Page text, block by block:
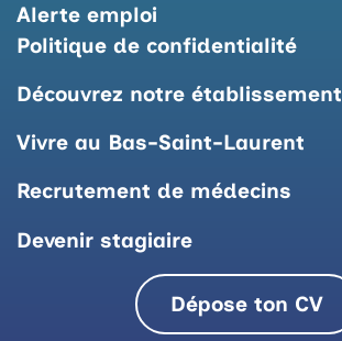
Alerte emploi
Politique de confidentialité
Découvrez notre établissement
Vivre au Bas-Saint-Laurent
Recrutement de médecins
Devenir stagiaire
Dépose ton CV